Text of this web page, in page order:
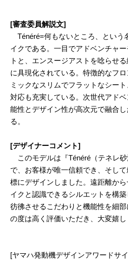
[審査委員解説文]
Ténéré=何もないところ、という
イクである。一目でアドベンチャ
トと、エンスージアストを唸らせ
に具現化されている。特徴的なフ
ミックなスリムでフラットなシー
対応も充実している。次世代アド
能性とデザイン性が高次元で融合
る。
[デザイナーコメント]
このモデルは『Ténéré（テネレ砂
で、お客様が唯一信頼でき、そし
標にデザインしました。遠距離か
イクと認識できるシルエットを構
彷彿させるこだわりと機能性を細
の度は高く評価いただき、大変嬉し
[ヤマハ発動機デザインアワードサ